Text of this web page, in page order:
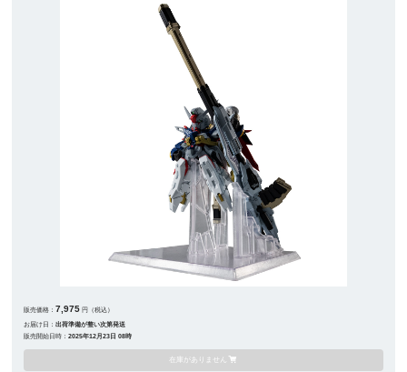
販売価格： 7,975 円（税込）
お届け日：出荷準備が整い次第発送
販売開始日時：2025年12月23日 08時
在庫がありません